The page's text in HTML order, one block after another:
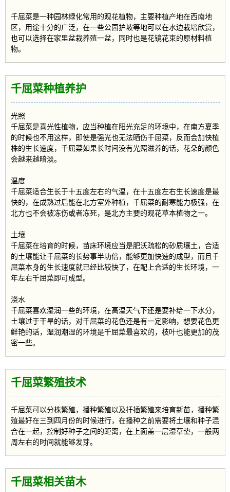
千屈菜是一种园林绿化常用的观花植物，主要种植产地在西南地
区，用途十分的广泛，在一些公园护坡等地可以在水边栽培欣赏，
也可以选择在家里盆栽养殖一盆，同时也是花镜花束的原材料植
物。
千屈菜种植养护
光照
千屈菜是喜光性植物，应当种植在阳光充足的环境中，在南方夏季
的时候也不用这样，即使是强光也无法晒伤千屈菜，反而会加快植
株的生长速度，千屈菜如果长时间没有光照滋养的话，花朵的颜色
会越来越暗淡。
温度
千屈菜适合生长于十五度左右的气温，在十五度左右生长速度是最
快的，在成熟过后能在北方室外种植，千屈菜的耐寒能力极强，在
北方也不会被冻伤或者冻死，是北方主要的观花草本植物之一。
土壤
千屈菜在培育的时候，苗床环境应当是肥沃疏松的砂质壤土，合适
的土壤能让千屈菜的长势事半功倍，能够更加快速的成型，而且千
屈菜本身的生长速度就已经比较快了，在配上合适的生长环境，一
年左右千屈菜即可成型。
浇水
千屈菜喜欢湿润一些的环境，在高温天气下还是要补给一下水分，
土壤过于干旱的话，对千屈菜的花色还是有一定影响，想要花色更
鲜艳的话，湿润潮湿的环境是千屈菜最喜欢的，枝叶也能更加的茂
密一些。
千屈菜繁殖技术
千屈菜可以分株繁殖，播种繁殖以及扦插繁殖来培育新苗，播种繁
殖最好在三到四月份的时候进行，在播种之前需要将土壤和种子混
合在一起，控制好种子之间的距离，在上面盖一层湿草垫，一般两
周左右的时间就能够发芽。
千屈菜相关苗木